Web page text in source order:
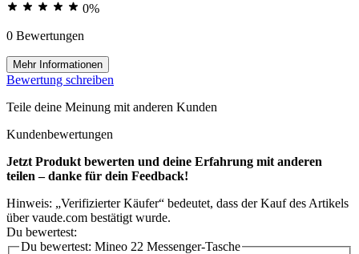
0%
0 Bewertungen
Mehr Informationen
Bewertung schreiben
Teile deine Meinung mit anderen Kunden
Kundenbewertungen
Jetzt Produkt bewerten und deine Erfahrung mit anderen
teilen – danke für dein Feedback!
Hinweis: „Verifizierter Käufer“ bedeutet, dass der Kauf des Artikels
über vaude.com bestätigt wurde.
Du bewertest:
Du bewertest: Mineo 22 Messenger-Tasche